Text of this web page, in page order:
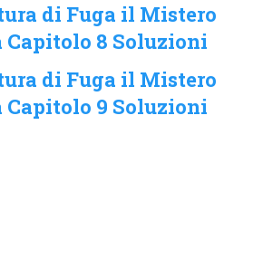
di Fuga il Mistero
Capitolo 8 Soluzioni
di Fuga il Mistero
Capitolo 9 Soluzioni